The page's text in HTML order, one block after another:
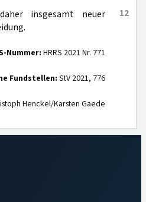
12
insgesamt neuer
Nummer: HRRS 2021 Nr. 771
Fundstellen: StV 2021, 776
Henckel/Karsten Gaede